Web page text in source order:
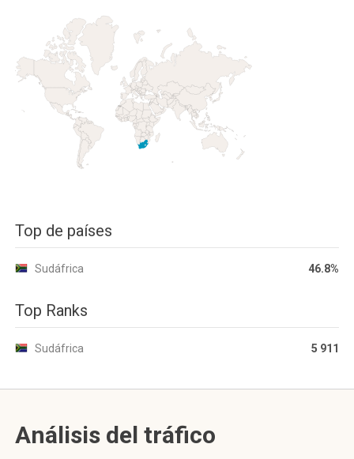
Top de países
Sudáfrica 46.8%
Top Ranks
Sudáfrica 5 911
Análisis del tráfico